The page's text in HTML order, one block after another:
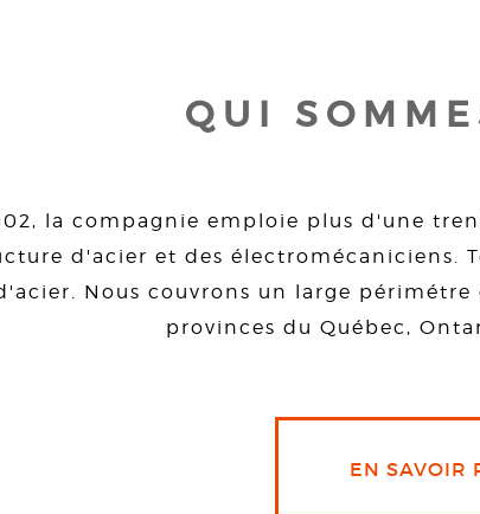
QUI
la compagnie emploie plus d'une
d'acier et des électromécaniciens.
Nous couvrons un large
provinces du Québec,
EN SAVOIR